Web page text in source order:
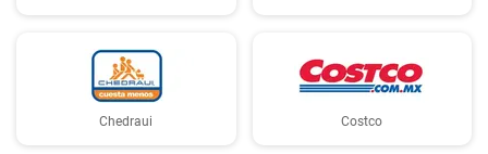
Chedraui Costco